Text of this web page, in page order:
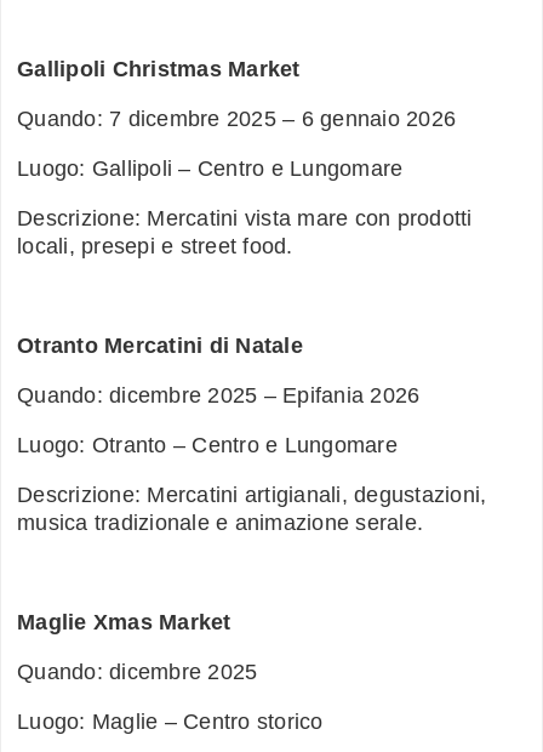
Gallipoli Christmas Market
Quando: 7 dicembre 2025 – 6 gennaio 2026
Luogo: Gallipoli – Centro e Lungomare
Descrizione: Mercatini vista mare con prodotti
locali, presepi e street food.
Otranto Mercatini di Natale
Quando: dicembre 2025 – Epifania 2026
Luogo: Otranto – Centro e Lungomare
Descrizione: Mercatini artigianali, degustazioni,
musica tradizionale e animazione serale.
Maglie Xmas Market
Quando: dicembre 2025
Luogo: Maglie – Centro storico